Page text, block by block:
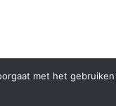
met het